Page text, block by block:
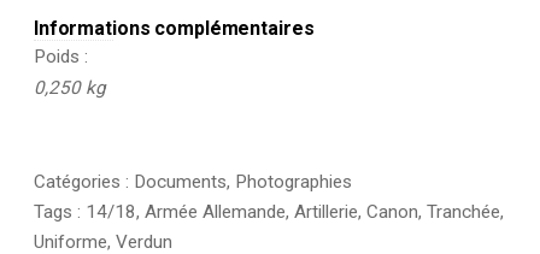
Informations complémentaires
Poids
0,250 kg
Catégories : Documents, Photographies
Tags : 14/18, Armée Allemande, Artillerie, Canon, Tranchée,
Uniforme, Verdun